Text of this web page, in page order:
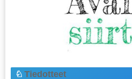
Tiedotteet